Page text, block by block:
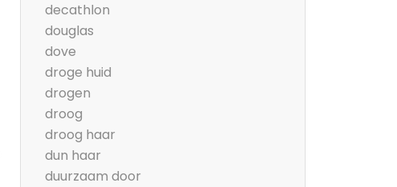
decathlon
douglas
dove
droge huid
drogen
droog
droog haar
dun haar
duurzaam door